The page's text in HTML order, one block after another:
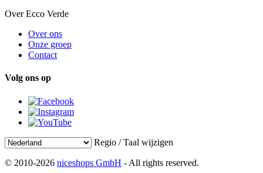
Over Ecco Verde
Over ons
Onze groep
Contact
Volg ons op
Regio / Taal wijzigen
© 2010-2026 niceshops GmbH - All rights reserved.